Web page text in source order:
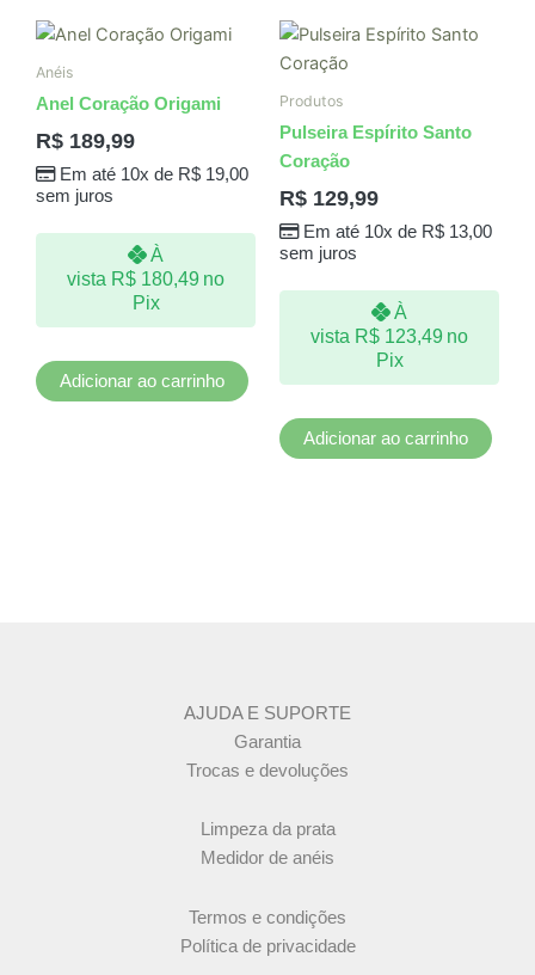
Anéis
Anel Coração Origami
R$ 189,99
Em até 10x de R$19,00
sem juros
À
vista R$180,49 no
Pix
Adicionar ao carrinho
Produtos
Pulseira Espírito Santo
Coração
R$ 129,99
Em até 10x de R$13,00
sem juros
À
vista R$123,49 no
Pix
Adicionar ao carrinho
AJUDA E SUPORTE
Garantia
Trocas e devoluções
Limpeza da prata
Medidor de anéis
Termos e condições
Política de privacidade